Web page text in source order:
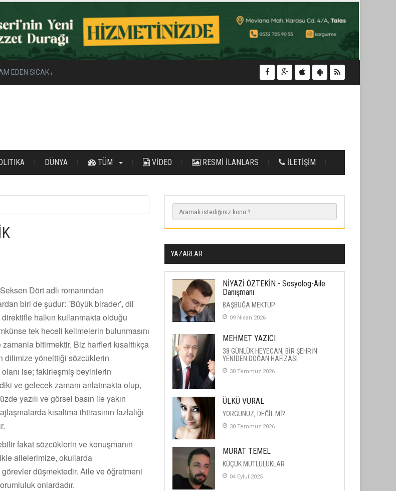
EDEN SICAK ASFALT ÇALIŞMALARINI İNCELEDİ
DÜNYA TÜM VİDEO RESMİ İLANLARS İLETİŞİM
Dört adlı romanından
biri de şudur: ’Büyük birader’, dil
halkın kullanmakta olduğu
tek heceli kelimelerin bulunmasını
bitirmektir. Biz harfleri kısalttıkça
dilimize yönelttiği sözcüklerin
olanı ise; fakirleşmiş beyinlerin
ve gelecek zamanı anlatmakta olup,
yazılı ve görsel basın ile yakın
kısaltma ihtirasının fazlalığı
fakat sözcüklerin ve konuşmanın
ailelerimize, okullarda
düşmektedir. Aile ve öğretmeni
onlardadır.
YAZARLAR
NİYAZİ ÖZTEKİN - Sosyolog-Aile
Danışmanı
BAŞBUĞA MEKTUP
09 Nisan 2026
MEHMET YAZICI
38 GÜNLÜK HEYECAN, BİR ŞEHRİN
YENİDEN DOĞAN HAFIZASI
30 Temmuz 2026
ÜLKÜ VURAL
YORGUNUZ, DEĞİL Mİ?
30 Temmuz 2026
MURAT TEMEL
KÜÇÜK MUTLULUKLAR
04 Eylul 2025